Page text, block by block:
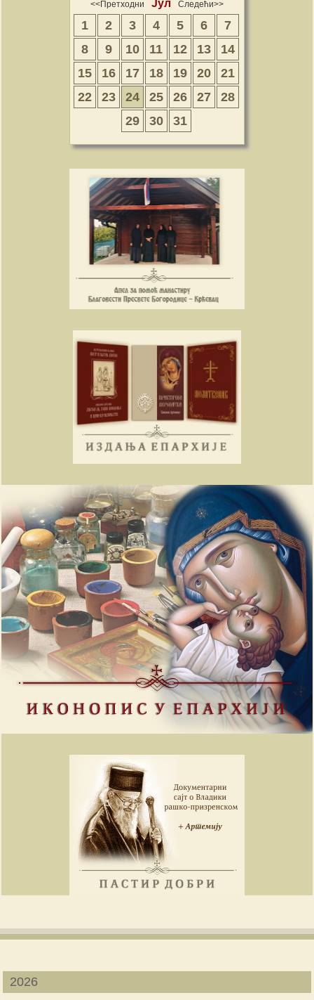
<<Претходни Јул Следећи>>
1 2 3 4 5 6
7
8
9 10 11 12 13
14
15
16 17 18 19 20
21
22
23 24 25 26 27
28
29
30 31
2026